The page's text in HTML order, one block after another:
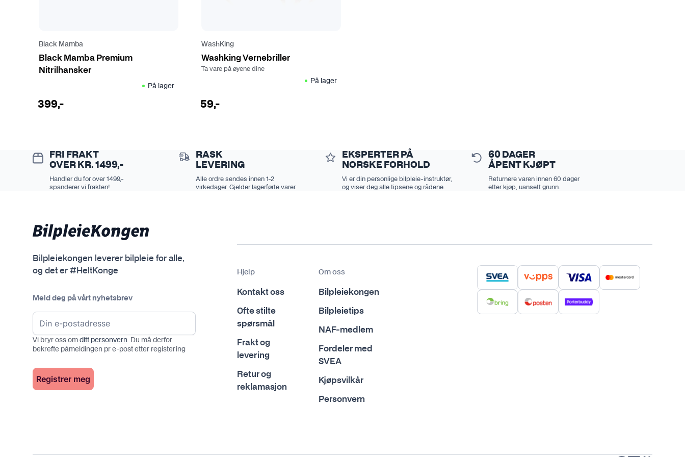
Black Mamba
Black Mamba Premium
Nitrilhansker
På lager
399,-
t
h
a
l
v
a
t
e
.
A
t
e
r
n
a
i
v
WashKing
Washking Vernebriller
Ta vare på øyene dine
På lager
59,-
FRI FRAKT
OVER KR. 1499,-
Handler du for over 1499,-
spanderer vi frakten!
RASK
LEVERING
Alle ordre sendes innen 1-2
virkedager. Gjelder lagerførte varer.
EKSPERTER PÅ
NORSKE FORHOLD
Vi er din personlige bilpleie-instruktør,
og viser deg alle tipsene og rådene.
60 DAGER
ÅPENT KJØPT
Returnere varen innen 60 dager
etter kjøp, uansett grunn.
Bilpleiekongen leverer bilpleie for alle,
og det er #HeltKonge
Meld deg på vårt nyhetsbrev
Vi bryr oss omditt personvern. Du må derfor
bekrefte påmeldingen pr e-post etter registering
Hjelp
Kontakt oss
Ofte stilte
spørsmål
Frakt og
levering
Retur og
reklamasjon
Om oss
Bilpleiekongen
Bilpleietips
NAF-medlem
Fordeler med
SVEA
Kjøpsvilkår
Personvern